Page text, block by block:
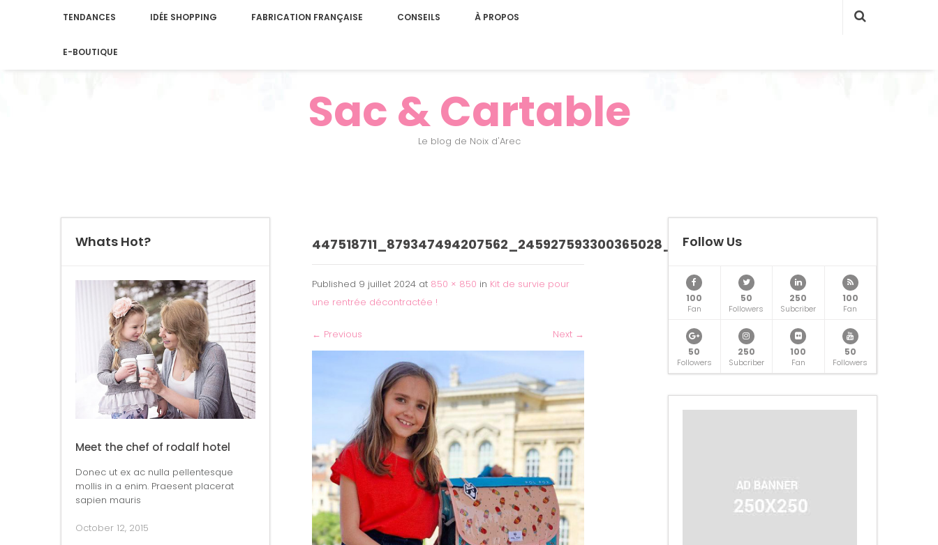
TENDANCES IDÉE SHOPPING FABRICATION FRANÇAISE CONSEILS À PROPOS
E-BOUTIQUE
Sac & Cartable
Le blog de Noix d'Arec
Whats Hot?
Meet the chef of rodalf hotel
Donec ut ex ac nulla pellentesque
mollis in a enim. Praesent placerat
sapien mauris
October 12, 2015
447518711_879347494207562_245927593300365028_N
Published 9 juillet 2024 at 850 × 850 in Kit de survie pour
une rentrée décontractée !
← Previous Next →
Follow Us
100
Fan
50
Followers
250
Subcriber
100
Fan
50
Followers
250
Subcriber
100
Fan
50
Followers